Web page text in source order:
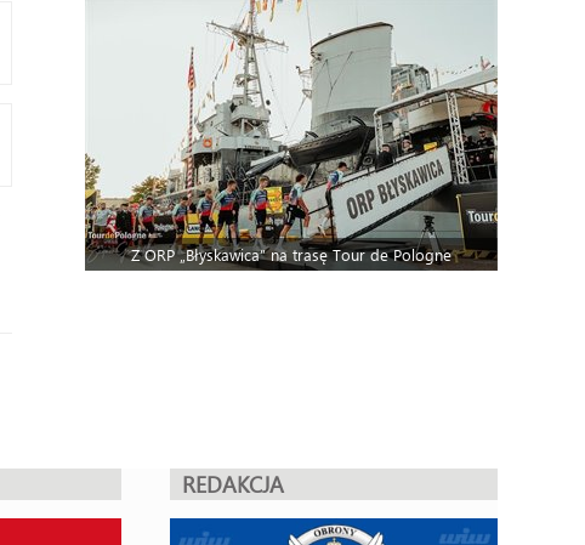
Z ORP „Błyskawica” na trasę Tour de Pologne
REDAKCJA